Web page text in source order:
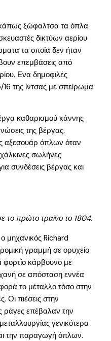
ξώφαλτσα τα όπλα.
δικτύων αερίου
τα οποία δεν ήταν
επεμβάσεις από
Ενα δημοφιλές
της ίντσας με σπείρωμα
καθαρισμού κάννης
της βέργας.
αξεσουάρ όπλων όταν
σωλήνες
συνδέσεις βέργας και
το πρώτο τραίνο το 1804.
μηχανικός Richard
γραμμή σε ορυχείο
φορτίο κάρβουνο με
σε απόσταση εννέα
το μέταλλο τόσο στην
Οι πιέσεις στην
ράγες επέβαλαν την
γενικότερα
την παραγωγή όπλων.